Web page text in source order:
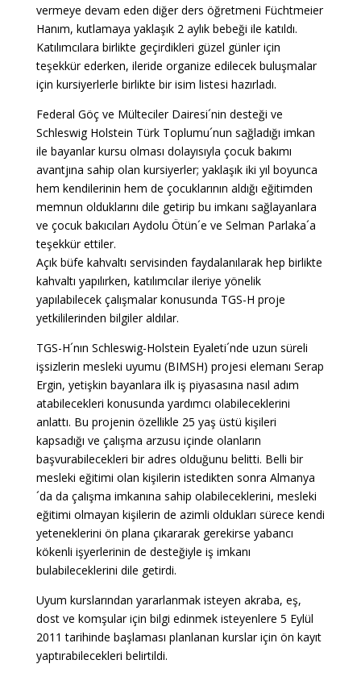
vermeye devam eden diğer ders öğretmeni Füchtmeier
Hanım, kutlamaya yaklaşık 2 aylık bebeği ile katıldı.
Katılımcılara birlikte geçirdikleri güzel günler için
teşekkür ederken, ileride organize edilecek buluşmalar
için kursiyerlerle birlikte bir isim listesi hazırladı.
Federal Göç ve Mülteciler Dairesi´nin desteği ve
Schleswig Holstein Türk Toplumu´nun sağladığı imkan
ile bayanlar kursu olması dolayısıyla çocuk bakımı
avantjına sahip olan kursiyerler; yaklaşık iki yıl boyunca
hem kendilerinin hem de çocuklarının aldığı eğitimden
memnun olduklarını dile getirip bu imkanı sağlayanlara
ve çocuk bakıcıları Aydolu Ötün´e ve Selman Parlaka´a
teşekkür ettiler.
Açık büfe kahvaltı servisinden faydalanılarak hep birlikte
kahvaltı yapılırken, katılımcılar ileriye yönelik
yapılabilecek çalışmalar konusunda TGS-H proje
yetkililerinden bilgiler aldılar.
TGS-H´nın Schleswig-Holstein Eyaleti´nde uzun süreli
işsizlerin mesleki uyumu (BIMSH) projesi elemanı Serap
Ergin, yetişkin bayanlara ilk iş piyasasına nasıl adım
atabilecekleri konusunda yardımcı olabileceklerini
anlattı. Bu projenin özellikle 25 yaş üstü kişileri
kapsadığı ve çalışma arzusu içinde olanların
başvurabilecekleri bir adres olduğunu belitti. Belli bir
mesleki eğitimi olan kişilerin istedikten sonra Almanya
´da da çalışma imkanına sahip olabileceklerini, mesleki
eğitimi olmayan kişilerin de azimli oldukları sürece kendi
yeteneklerini ön plana çıkararak gerekirse yabancı
kökenli işyerlerinin de desteğiyle iş imkanı
bulabileceklerini dile getirdi.
Uyum kurslarından yararlanmak isteyen akraba, eş,
dost ve komşular için bilgi edinmek isteyenlere 5 Eylül
2011 tarihinde başlaması planlanan kurslar için ön kayıt
yaptırabilecekleri belirtildi.